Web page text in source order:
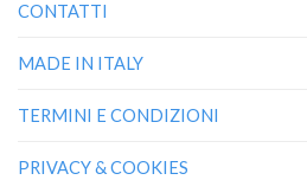
CONTATTI
MADE IN ITALY
TERMINI E CONDIZIONI
PRIVACY & COOKIES